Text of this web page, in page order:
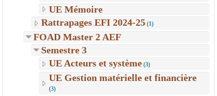
UE Mémoire
Rattrapages EFI 2024-25 (1)
FOAD Master 2 AEF
Semestre 3
UE Acteurs et système (3)
UE Gestion matérielle et financière
(3)